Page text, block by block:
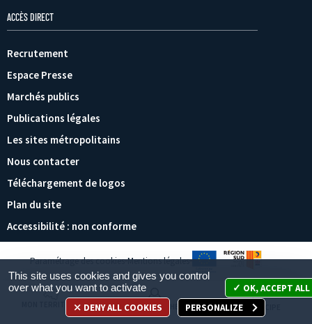
ACCÈS DIRECT
Recrutement
Espace Presse
Marchés publics
Publications légales
Les sites métropolitains
Nous contacter
Téléchargement de logos
Plan du site
Accessibilité : non conforme
Paramétrage des cookies Mentions légales
MON TERRITOIRE MES DÉMARCHES JE PARTICIPE
This site uses cookies and gives you control
over what you want to activate
OK, ACCEPT ALL
DENY ALL COOKIES
PERSONALIZE